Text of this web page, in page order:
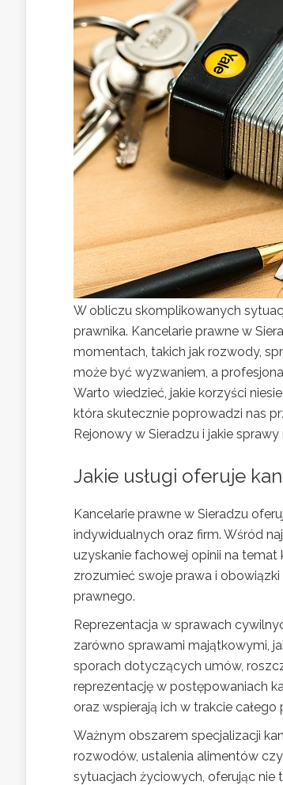
W obliczu skomplikowanych
prawnika. Kancelarie prawne w
momentach, takich jak rozwody,
może być wyzwaniem, a
Warto wiedzieć, jakie korzyści
która skutecznie poprowadzi nas
Rejonowy w Sieradzu i jakie
Jakie usługi oferuje
Kancelarie prawne w Sieradzu
indywidualnych oraz firm. Wśród
uzyskanie fachowej opinii na
zrozumieć swoje prawa i
prawnego.
Reprezentacja w sprawach
zarówno sprawami majątkowymi,
sporach dotyczących umów,
reprezentację w postępowaniach
oraz wspierają ich w trakcie
Ważnym obszarem specjalizacji
rozwodów, ustalenia alimentów
sytuacjach życiowych, oferując nie